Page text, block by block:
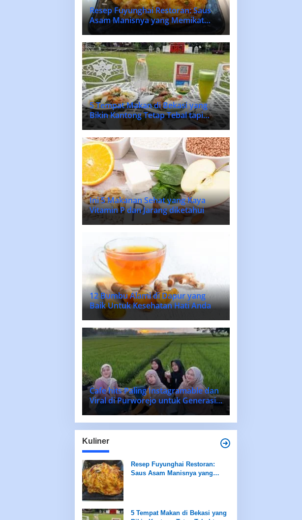
Resep Fuyunghai Restoran: Saus
Asam Manisnya yang Memikat
Lidah!
5 Tempat Makan di Bekasi yang
Bikin Kantong Tetap Tebal tapi
Lidah Bahagia
Ini 5 Makanan Sehat yang Kaya
Vitamin P dan Jarang diketahui
12 Bumbu Alami di Dapur yang
Baik Untuk Kesehatan Hati Anda
Cafe hits Paling Instagramable dan
Viral di Purworejo untuk Generasi
Muda 2025
Kuliner
Resep Fuyunghai Restoran:
Saus Asam Manisnya yang
5 Tempat Makan di Bekasi yang